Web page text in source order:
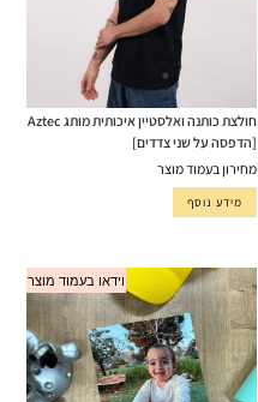
חולצת כותנה ואלסטיין איכותית מותג Aztec
[הדפסה על שני צדדים]
מחירון בעמוד מוצר
מידע נוסף
וידאו בעמוד מוצר